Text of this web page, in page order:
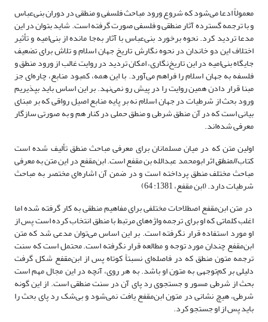
معمولاً ادعا می‌شود که شروع ورود مباحث فلسفی و منطقی در دوران بنی‌عباس
و با ترجمه گسترده آثار منطقی و فلسفی صورت گرفته است. شاید بتوان در این
مدعا تردید کرد. نحوه برخورد بنی‌عباس با آثار به‌جا مانده از بنی‌امیه و تأثیر
اختلاف این دو خاندان در نحوه نگارش تاریخ جهان اسلام و تلاش برای تضعیف
جایگاه بنی‌امیه در این تاریخ‌نگاری، امکان تردید در روایت غالب از ورود منطق و
فلسفه به جهان اسلام را فراهم می‌آورد. با این همه، کمبود منابع، چاره‌ای جز
مبنا قرار دادن همین روایت را در پیش رو نمی‌نهد. بر این اساس باید بپذیریم
ورود بحث از شرطیات در جهان اسلام نه بر پایه منابع اصیل رواقی که بر مبنای
بیانی است که در آن منطق شرطی و منطق حملی در کنار هم و به صورتی سازگار
معرفی شده‌اند.
اولین متن که در میان مسلمانان برای معرفی مباحث منطق تألیف شده است
کتابالمنطقاثر ابومحمد عبدالله بن مقفع است. ابن‌مقفع در این متن به معرفی
مباحث مختلف منطق پرداخته است و در ضمن آن اشاره‌ای مختصر به مباحث
شرطیات دارد. (ابن مقفع، 1381: 64)
در متن ابن‌مقفع اصطلاحات مختلفی برای مفاهیم منطقی به کار گرفته شده اما
اغلب کلماتی که او برای ترجمه واژه‌های مرتبط با منطق انتخاب کرده است پس از
او مورد استفاده قرار نگرفته است. بر این اساس می‌توان مدعی شد که متن
ابن‌مقفع چندان مورد توجه و مطالعه قرار نگرفته است. محتمل است که سنت
ترجمه متون منطق که در فاصله‌ای نسبتاً کوتاه پس از ابن‌مقفع شکل گرفت
دلیلی بر کم‌توجهی به متون او باشد. به هر روی، آنچه در این مجال مهم است
بحث از شرطی مسور و جستجوی رد پای آن در سنت منطقی است. از این گونه‌
شرطی، هیچ نشانی در متون ابن‌مقفع یافت نمی‌شود و بی‌شک رد پای بحث را
باید پس از او جستجو کرد.